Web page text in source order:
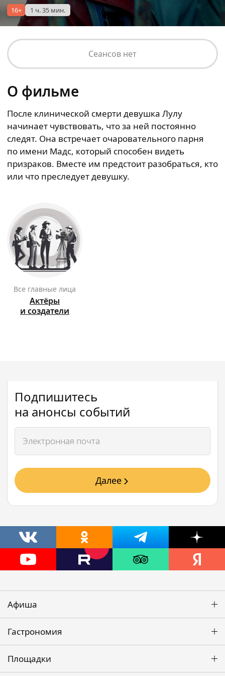
16+ 1 ч. 35 мин.
Сеансов нет
О фильме
После клинической смерти девушка Лулу
начинает чувствовать, что за ней постоянно
следят. Она встречает очаровательного парня
по имени Мадс, который способен видеть
призраков. Вместе им предстоит разобраться, кто
или что преследует девушку.
Все главные лица
Актёры
и создатели
Подпишитесь
на анонсы событий
Далее
Афиша
Гастрономия
Площадки